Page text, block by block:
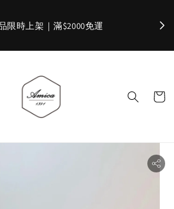
入官網會員，立即折 $100